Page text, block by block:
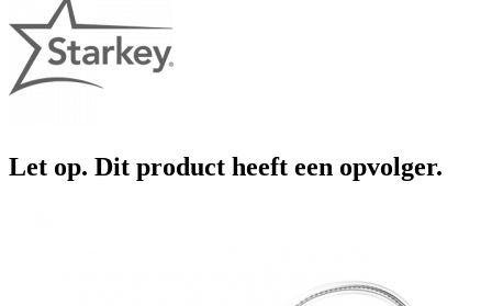
Let op. Dit product heeft een opvolger.